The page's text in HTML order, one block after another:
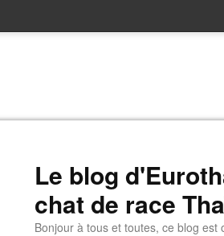
Le blog
chat de race
Bonjour à tous et toutes, ce blog